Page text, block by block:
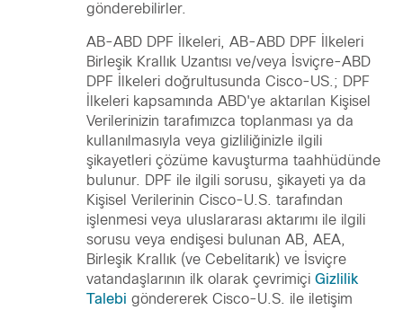
gönderebilirler.
AB-ABD DPF İlkeleri, AB-ABD DPF İlkeleri
Birleşik Krallık Uzantısı ve/veya İsviçre-ABD
DPF İlkeleri doğrultusunda Cisco-US.; DPF
İlkeleri kapsamında ABD'ye aktarılan Kişisel
Verilerinizin tarafımızca toplanması ya da
kullanılmasıyla veya gizliliğinizle ilgili
şikayetleri çözüme kavuşturma taahhüdünde
bulunur. DPF ile ilgili sorusu, şikayeti ya da
Kişisel Verilerinin Cisco-U.S. tarafından
işlenmesi veya uluslararası aktarımı ile ilgili
sorusu veya endişesi bulunan AB, AEA,
Birleşik Krallık (ve Cebelitarık) ve İsviçre
vatandaşlarının ilk olarak çevrimiçi Gizlilik
Talebi göndererek Cisco-U.S. ile iletişim